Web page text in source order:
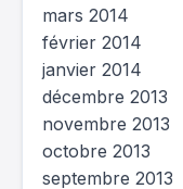
mars 2014
février 2014
janvier 2014
décembre 2013
novembre 2013
octobre 2013
septembre 2013